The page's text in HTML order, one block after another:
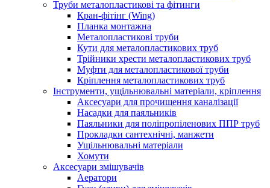
Труби металопластикові та фітинги
Кран-фітінг (Wing)
Планка монтажна
Металопластикові труби
Кути для металопластикових труб
Трійники хрести металопластикових труб
Муфти для металопластикової труби
Кріплення металопластикових труб
Інструменти, ущільнювальні матеріали, кріплення
Аксесуари для прочищення каналізації
Насадки для паяльників
Паяльники для поліпропіленових ППР труб
Прокладки сантехнічні, манжети
Ущільнювальні матеріали
Хомути
Аксесуари змішувачів
Аератори